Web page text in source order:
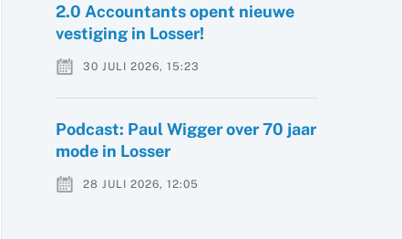
2.0 Accountants opent nieuwe
vestiging in Losser!
30 JULI 2026, 15:23
Podcast: Paul Wigger over 70 jaar
mode in Losser
28 JULI 2026, 12:05